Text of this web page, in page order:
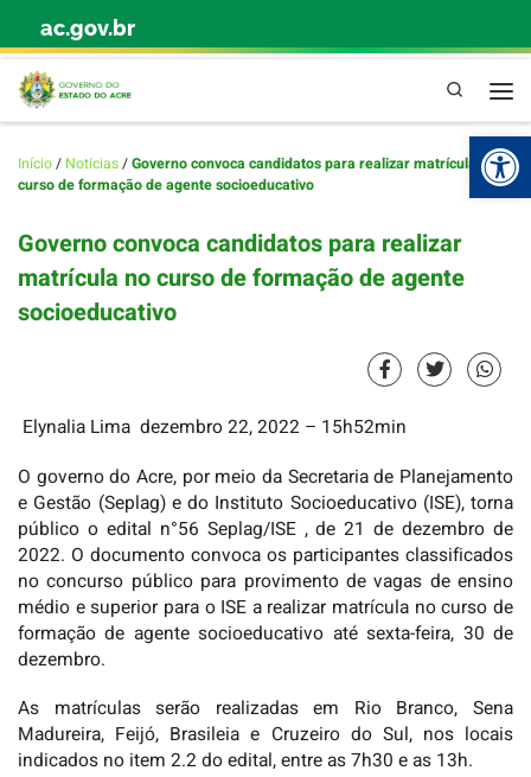
Skip to content
ac.gov.br
Pesquisa
Início/ Notícias/Governo convoca candidatos para realizar matrícula no
curso de formação de agente socioeducativo
Governo convoca candidatos para realizar
matrícula no curso de formação de agente
socioeducativo
Elynalia Lima dezembro 22, 2022 – 15h52min
O governo do Acre, por meio da Secretaria de Planejamento
e Gestão (Seplag) e do Instituto Socioeducativo (ISE), torna
público o edital n°56 Seplag/ISE , de 21 de dezembro de
2022. O documento convoca os participantes classificados
no concurso público para provimento de vagas de ensino
médio e superior para o ISE a realizar matrícula no curso de
formação de agente socioeducativo até sexta-feira, 30 de
dezembro.
As matrículas serão realizadas em Rio Branco, Sena
Madureira, Feijó, Brasileia e Cruzeiro do Sul, nos locais
indicados no item 2.2 do edital, entre as 7h30 e as 13h.